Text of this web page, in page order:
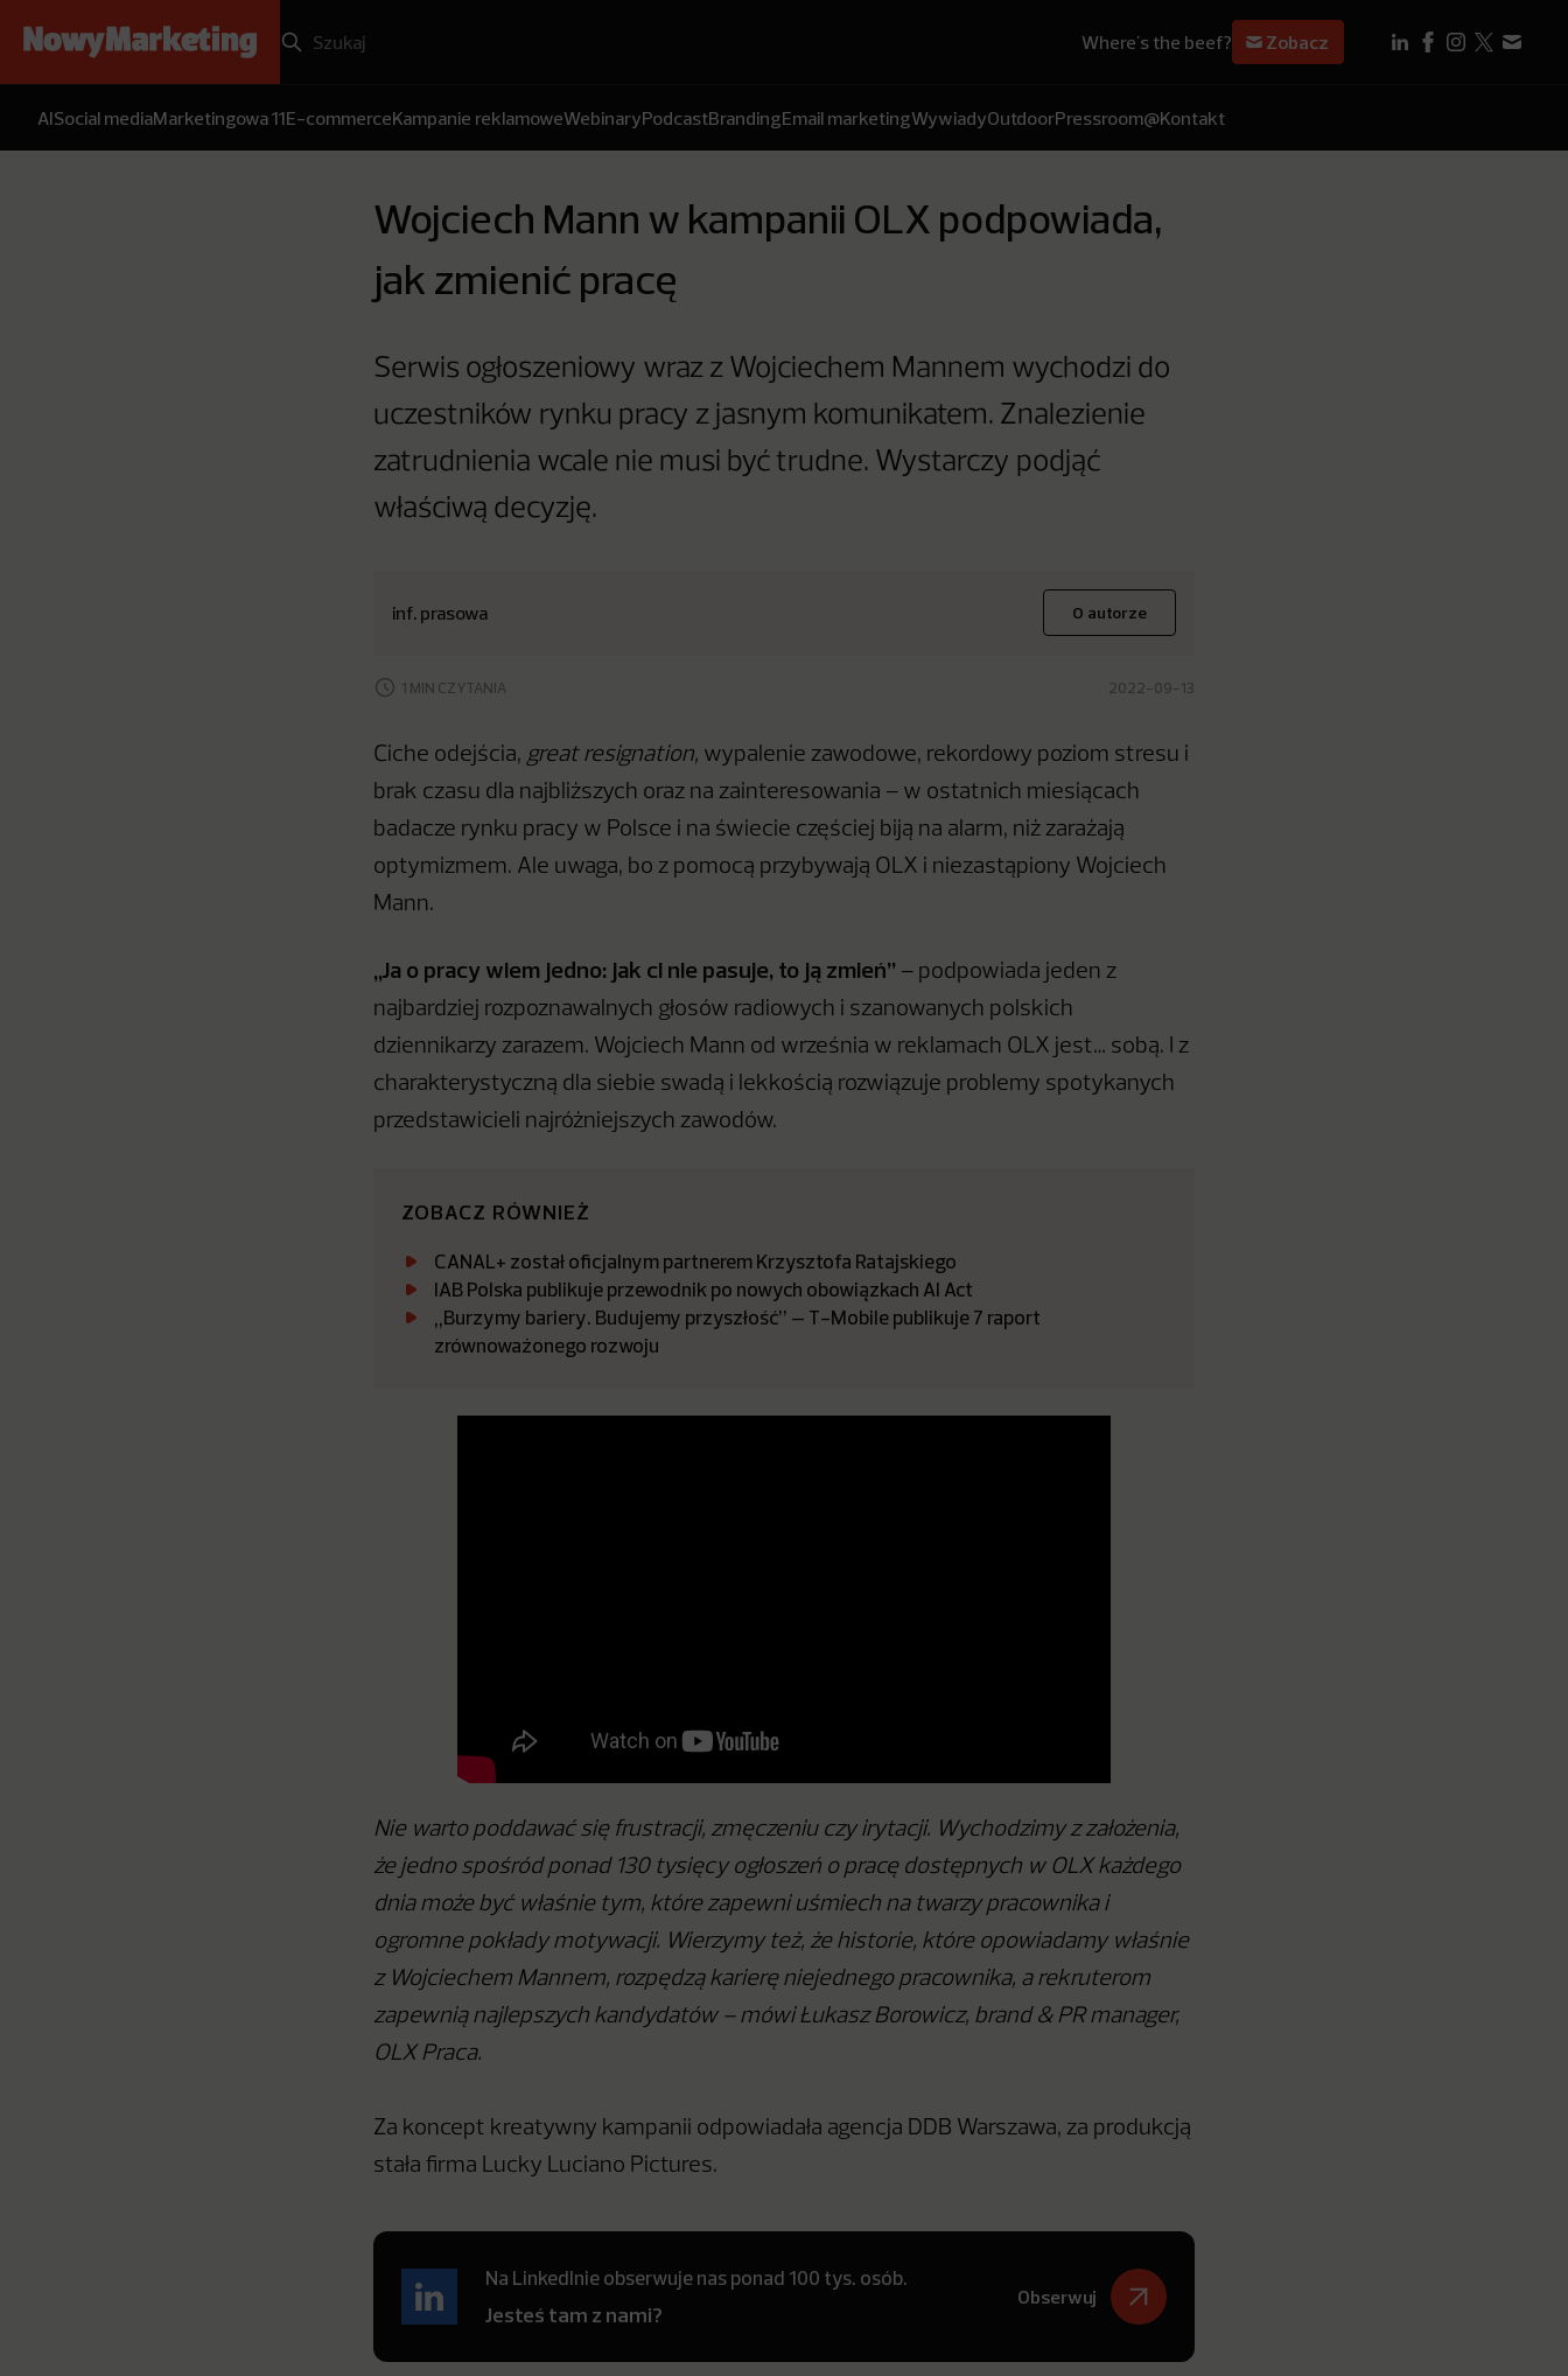
Where's the beef? Zobacz
AISocial mediaMarketingowa 11E-commerceKampanie reklamoweWebinaryPodcastBrandingEmail marketingWywiadyOutdoorPressroom@Kontakt
Wojciech Mann w kampanii OLX podpowiada,
jak zmienić pracę
Serwis ogłoszeniowy wraz z Wojciechem Mannem wychodzi do
uczestników rynku pracy z jasnym komunikatem. Znalezienie
zatrudnienia wcale nie musi być trudne. Wystarczy podjąć
właściwą decyzję.
inf. prasowa O autorze
1 MIN CZYTANIA 2022-09-13
Ciche odejścia, great resignation, wypalenie zawodowe, rekordowy poziom stresu i
brak czasu dla najbliższych oraz na zainteresowania – w ostatnich miesiącach
badacze rynku pracy w Polsce i na świecie częściej biją na alarm, niż zarażają
optymizmem. Ale uwaga, bo z pomocą przybywają OLX i niezastąpiony Wojciech
Mann.
„Ja o pracy wiem jedno: jak ci nie pasuje, to ją zmień” – podpowiada jeden z
najbardziej rozpoznawalnych głosów radiowych i szanowanych polskich
dziennikarzy zarazem. Wojciech Mann od września w reklamach OLX jest… sobą. I z
charakterystyczną dla siebie swadą i lekkością rozwiązuje problemy spotykanych
przedstawicieli najróżniejszych zawodów.
ZOBACZ RÓWNIEŻ
CANAL+ został oficjalnym partnerem Krzysztofa Ratajskiego
IAB Polska publikuje przewodnik po nowych obowiązkach AI Act
„Burzymy bariery. Budujemy przyszłość” – T-Mobile publikuje 7 raport
zrównoważonego rozwoju
Nie warto poddawać się frustracji, zmęczeniu czy irytacji. Wychodzimy z założenia,
że jedno spośród ponad 130 tysięcy ogłoszeń o pracę dostępnych w OLX każdego
dnia może być właśnie tym, które zapewni uśmiech na twarzy pracownika i
ogromne pokłady motywacji. Wierzymy też, że historie, które opowiadamy właśnie
z Wojciechem Mannem, rozpędzą karierę niejednego pracownika, a rekruterom
zapewnią najlepszych kandydatów – mówi Łukasz Borowicz, brand & PR manager,
OLX Praca.
Za koncept kreatywny kampanii odpowiadała agencja DDB Warszawa, za produkcją
stała firma Lucky Luciano Pictures.
Na LinkedInie obserwuje nas ponad 100 tys. osób.
Jesteś tam z nami?
Obserwuj